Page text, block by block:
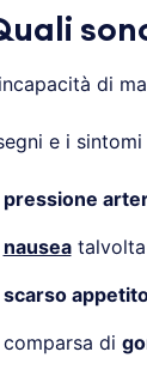
di
e i
pressione
nauseatalvolta
scarso
comparsa di